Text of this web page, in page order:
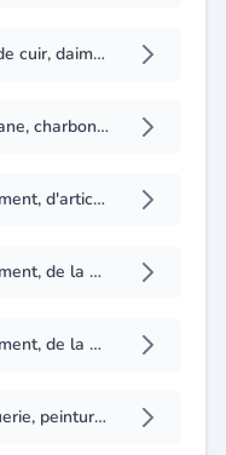
Commerce de détail de chutes de cuir, daim et autres matières provenant des tanneries et fabriques de chaussures
Commerce de détail de gaz butane, charbon de bois et autres combustibles solides, liquides ou gazeux
Commerce de détail de l'habillement, d'articles de bonneterie et de la chaussure
Commerce de détail de l'habillement, de la chaussure et des textiles, exercé en étal
Commerce de détail de l'habillement, de la chaussure et textiles
Commerce de détail de la droguerie, peinture, quincaillerie et articles de ménage, exercé en étal